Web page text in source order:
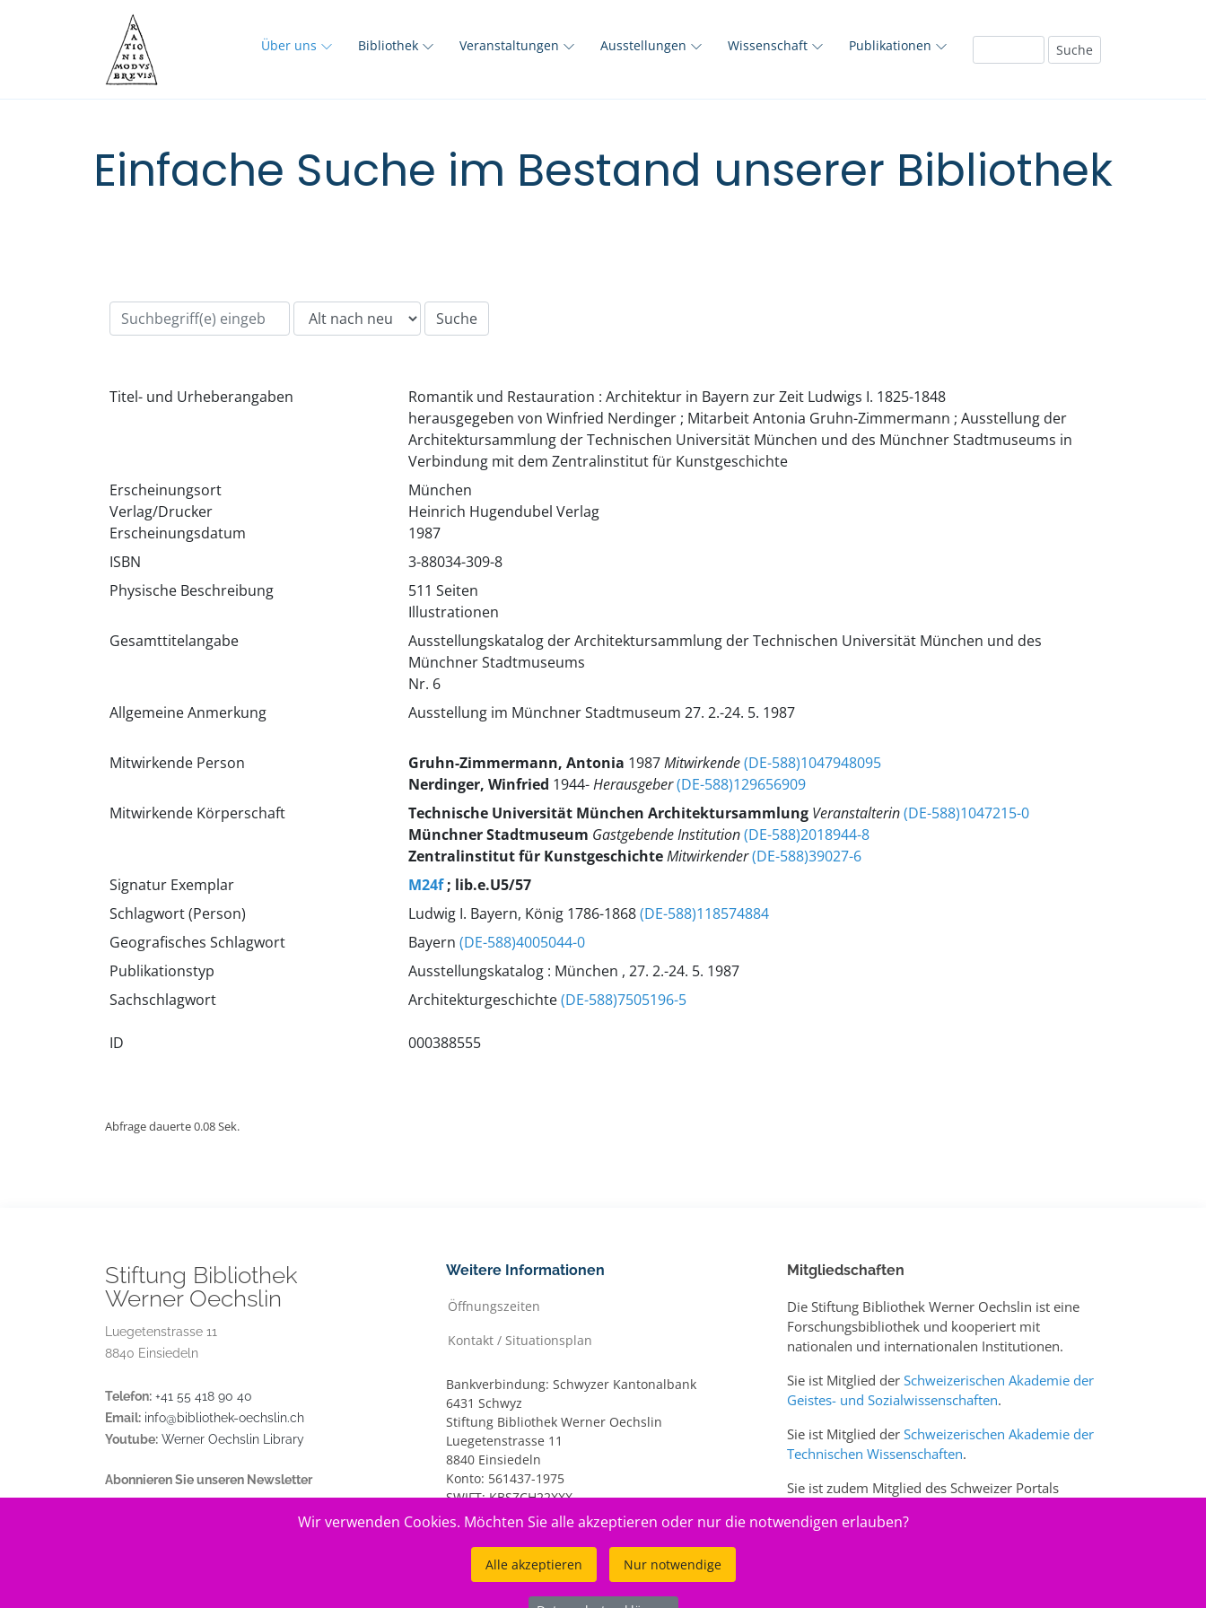
Über uns Bibliothek Veranstaltungen Ausstellungen Wissenschaft Publikationen
Einfache Suche im Bestand unserer Bibliothek
Titel- und Urheberangaben
Romantik und Restauration : Architektur in Bayern zur Zeit Ludwigs I. 1825-1848
herausgegeben von Winfried Nerdinger ; Mitarbeit Antonia Gruhn-Zimmermann ; Ausstellung der
Architektursammlung der Technischen Universität München und des Münchner Stadtmuseums in
Verbindung mit dem Zentralinstitut für Kunstgeschichte
Erscheinungsort
Verlag/Drucker
Erscheinungsdatum
München
Heinrich Hugendubel Verlag
1987
ISBN
3-88034-309-8
Physische Beschreibung
511 Seiten
Illustrationen
Gesamttitelangabe
Ausstellungskatalog der Architektursammlung der Technischen Universität München und des
Münchner Stadtmuseums
Nr. 6
Allgemeine Anmerkung
Ausstellung im Münchner Stadtmuseum 27. 2.-24. 5. 1987
Mitwirkende Person Gruhn-Zimmermann, Antonia 1987Mitwirkende(DE-588)1047948095
Nerdinger, Winfried 1944-Herausgeber(DE-588)129656909
Mitwirkende Körperschaft
Technische Universität München Architektursammlung Veranstalterin(DE-588)1047215-0
Münchner Stadtmuseum Gastgebende Institution(DE-588)2018944-8
Zentralinstitut für KunstgeschichteMitwirkender(DE-588)39027-6
Signatur Exemplar
M24f; lib.e.U5/57
Schlagwort (Person)
Ludwig I. Bayern, König 1786-1868(DE-588)118574884
Geografisches Schlagwort
Bayern (DE-588)4005044-0
Publikationstyp
Ausstellungskatalog : München , 27. 2.-24. 5. 1987
Sachschlagwort
Architekturgeschichte(DE-588)7505196-5
ID 000388555
Abfrage dauerte 0.08 Sek.
Stiftung Bibliothek
Werner Oechslin
Luegetenstrasse 11
8840 Einsiedeln
Telefon: +41 55 418 90 40
Email: info@bibliothek-oechslin.ch
Youtube: Werner Oechslin Library
Abonnieren Sie unseren Newsletter
Weitere Informationen
Öffnungszeiten
Kontakt / Situationsplan
Bankverbindung: Schwyzer Kantonalbank
6431 Schwyz
Stiftung Bibliothek Werner Oechslin
Luegetenstrasse 11
8840 Einsiedeln
Konto: 561437-1975
SWIFT: KBSZCH22XXX
IBAN: CH20 0077 7005 6143 7197 5
Mitgliedschaften
Die Stiftung Bibliothek Werner Oechslin ist eine
Forschungsbibliothek und kooperiert mit
nationalen und internationalen Institutionen.
Sie ist Mitglied der Schweizerischen Akademie der
Geistes- und Sozialwissenschaften.
Sie ist Mitglied der Schweizerischen Akademie der
Technischen Wissenschaften.
Sie ist zudem Mitglied des Schweizer Portals
Wir verwenden Cookies. Möchten Sie alle akzeptieren oder nur die notwendigen erlauben?
Alle akzeptieren Nur notwendige